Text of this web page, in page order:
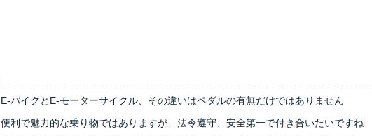
E-バイクとE-モーターサイクル、その違いはペダルの有無だけではありません
便利で魅力的な乗り物ではありますが、法令遵守、安全第一で付き合いたいですね